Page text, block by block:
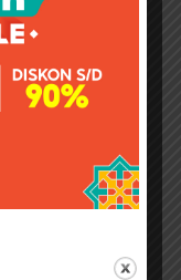
mereka juga
tertentu, jadi apa
analisis
Camellia
Ekstrak
(Pohon